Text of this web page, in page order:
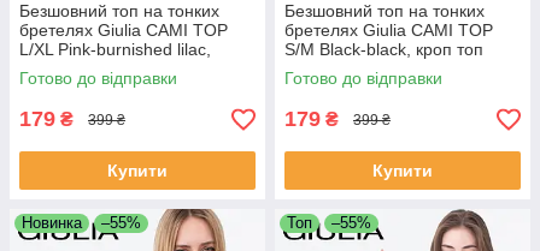
Безшовний топ на тонких
бретелях Giulia CAMI TOP
L/XL Pink-burnished lilac,
жіночий топ з мікрофібри
Готово до відправки
179 ₴ 399 ₴
Купити
Безшовний топ на тонких
бретелях Giulia CAMI TOP
S/M Black-black, кроп топ
Джулія, топ для спорта
Готово до відправки
179 ₴ 399 ₴
Купити
Новинка –55% Топ –55%